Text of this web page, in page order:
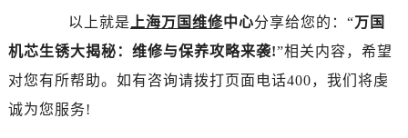
以上就是 上海万国维修中心分享给您的：“万国
机芯生锈大揭秘：维修与保养攻略来袭!”相关内容，希望
对您有所帮助。如有咨询请拨打页面电话400，我们将虔
诚为您服务!